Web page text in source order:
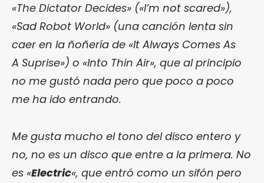
«The Dictator Decides» («I’m not scared»),
«Sad Robot World» (una canción lenta sin
caer en la ñoñería de «It Always Comes As
A Suprise») o «Into Thin Air», que al principio
no me gustó nada pero que poco a poco
me ha ido entrando.
Me gusta mucho el tono del disco entero y
no, no es un disco que entre a la primera. No
es «Electric«, que entró como un sifón pero